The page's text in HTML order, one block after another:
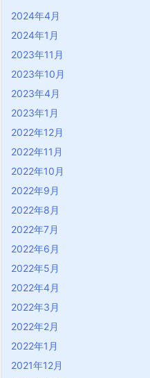
2024年4月
2024年1月
2023年11月
2023年10月
2023年4月
2023年1月
2022年12月
2022年11月
2022年10月
2022年9月
2022年8月
2022年7月
2022年6月
2022年5月
2022年4月
2022年3月
2022年2月
2022年1月
2021年12月